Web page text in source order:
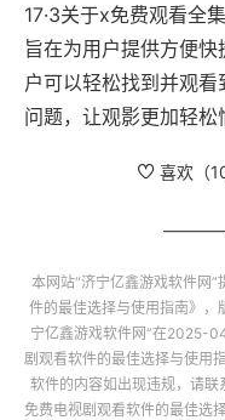
17·3关于x免费观看全
旨在为用户提供方便
户可以轻松找到并观
问题，让观影更加轻松
喜欢（
本网站“济宁亿鑫游戏软件网”
件的最佳选择与使用指南》 ，
宁亿鑫游戏软件网”在2025-
剧观看软件的最佳选择与使用指
软件的内容如出现违规，请
免费电视剧观看软件的最佳选